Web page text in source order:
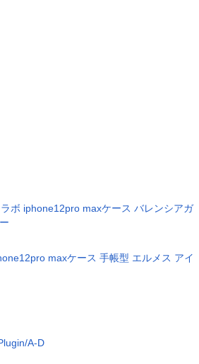
ボ iphone12pro maxケース バレンシアガ
maxケース 手帳型 エルメス アイ
A-D